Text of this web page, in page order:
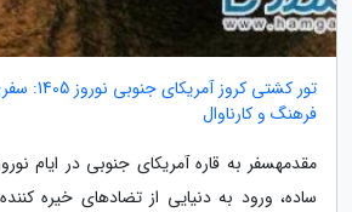
تور کشتی
فرهنگ و کارناوال
مقدمهسفر به قاره آمریکای جنوبی در ایام
ساده، ورود به دنیایی از تضادهای خیره